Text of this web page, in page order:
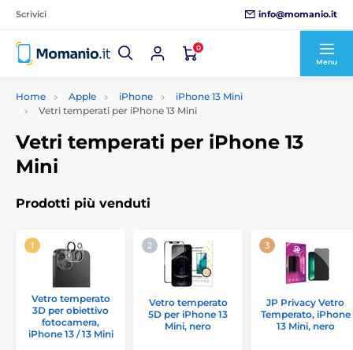
Scrivici info@momanio.it
0
Menu
Home Apple iPhone
iPhone 13 Mini
Vetri temperati per iPhone 13 Mini
Vetri temperati per iPhone 13
Mini
Prodotti più venduti
Vetro temperato
3D per obiettivo
fotocamera,
iPhone 13 / 13 Mini
Vetro temperato
5D per iPhone 13
Mini, nero
JP Privacy Vetro
Temperato, iPhone
13 Mini, nero